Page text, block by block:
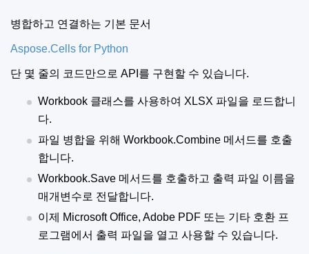
병합하고 연결하는 기본 문서
Aspose.Cells for Python
단 몇 줄의 코드만으로 API를 구현할 수 있습니다.
Workbook 클래스를 사용하여 XLSX 파일을 로드합니
다.
파일 병합을 위해 Workbook.Combine 메서드를 호출
합니다.
Workbook.Save 메서드를 호출하고 출력 파일 이름을
매개변수로 전달합니다.
이제 Microsoft Office, Adobe PDF 또는 기타 호환 프
로그램에서 출력 파일을 열고 사용할 수 있습니다.